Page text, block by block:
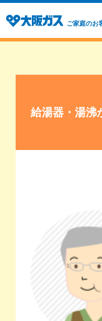
ご家庭のお
給湯器・湯沸